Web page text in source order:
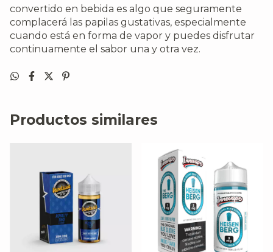
convertido en bebida es algo que seguramente
complacerá las papilas gustativas, especialmente
cuando está en forma de vapor y puedes disfrutar
continuamente el sabor una y otra vez.
Productos similares